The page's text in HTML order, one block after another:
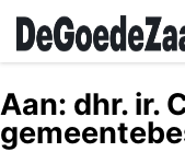
Skip
main
content
Aan: dhr. ir.